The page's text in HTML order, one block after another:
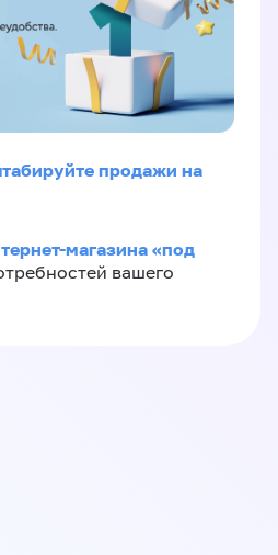
продажи на
магазина «под
вашего